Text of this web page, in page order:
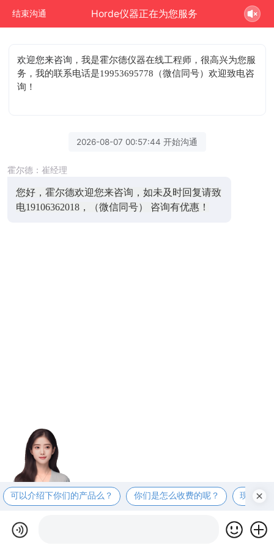
结束沟通 Horde仪器正在为您服务
欢迎您来咨询 ，我是霍尔德仪器在线工程师，很高兴为您服
务，我的联系电话是19953695778（微信同号）欢迎致电咨
询！
2026-08-07 00:57:44 开始沟通
霍尔德：崔经理
您好，霍尔德欢迎您来咨询，如未及时回复请致
电19106362018，（微信同号） 咨询有优惠！
可以介绍下你们的产品么？ 你们是怎么收费的呢？ 现在有